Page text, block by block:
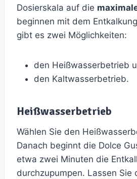
Dosierskala auf die
beginnen mit dem
gibt es zwei Möglichkeiten:
den Heißwasserbetrieb
den Kaltwasserbetrieb.
Heißwasserbetrieb
Wählen Sie den
Danach beginnt die Dolce
etwa zwei Minuten die
durchzupumpen. Lassen Sie